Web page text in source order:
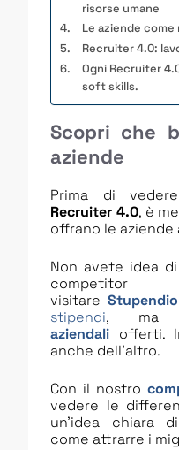
risorse umane
Le aziende
Recruiter 4.0:
Ogni Recruiter
soft skills.
Scopri che
aziende
Prima di
Recruiter 4.0, è
offrano le aziende
Non avete idea
competitor
visitare Stupendio
stipendi, ma
aziendali offerti.
anche dell’altro.
Con il nostro
vedere le
un’idea chiara
come attrarre i